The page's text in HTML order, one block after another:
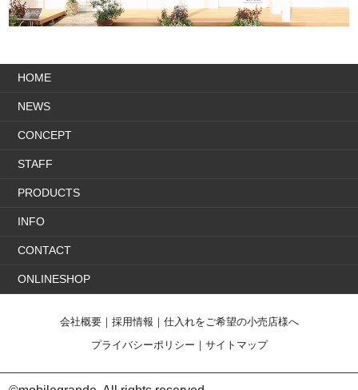
HOME
NEWS
CONCEPT
STAFF
PRODUCTS
INFO
CONTACT
ONLINESHOP
会社概要｜ 採用情報 ｜ 仕入れをご希望の小売店様へ
プライバシーポリシー ｜ サイトマップ